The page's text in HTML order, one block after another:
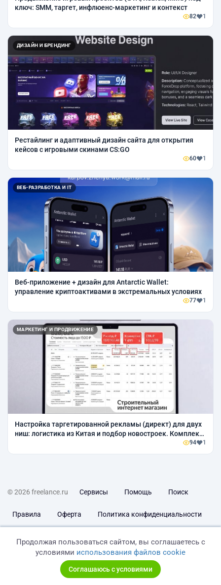
ключ: SMM, таргет, инфлюенс-маркетинг и контекст
82 1
ДИЗАЙН И БРЕНДИНГ
Рестайлинг и адаптивный дизайн сайта для открытия
кейсов с игровыми скинами CS:GO
60 1
ВЕБ-РАЗРАБОТКА И IT
Веб-приложение + дизайн для Antarctic Wallet:
управление криптоактивами в экстремальных условиях
77 1
МАРКЕТИНГ И ПРОДВИЖЕНИЕ
Настройка таргетированной рекламы (директ) для двух
ниш: логистика из Китая и подбор новостроек. Комплекс
из 2 лендингов + 5 микролендингов (марквиз). Фокус на
заявки.
94 1
© 2026 freelance.ru Сервисы Помощь Поиск
Правила Оферта Политика конфиденциальности
Продолжая пользоваться сайтом, вы соглашаетесь с
условиями использования файлов cookie
Соглашаюсь с условиями